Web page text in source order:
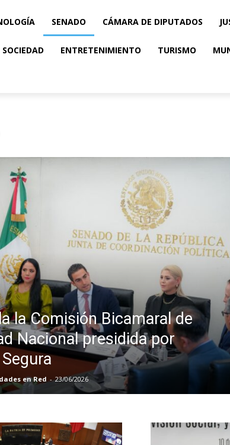
SENADO CÁMARA DE DIPUTADOS
SOCIEDAD ENTRETENIMIENTO TURISMO
la Comisión Bicamaral de
Nacional presidida por
en Red - 23/06/2026